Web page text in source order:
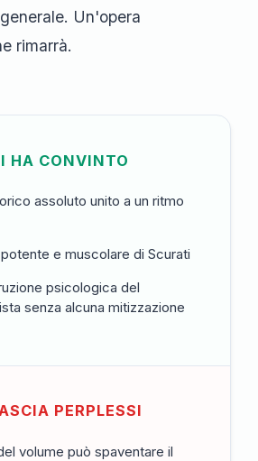
Un'opera
rimarrà.
HA CONVINTO
assoluto unito a un ritmo
e muscolare di Scurati
psicologica del
senza alcuna mitizzazione
PERPLESSI
volume può spaventare il